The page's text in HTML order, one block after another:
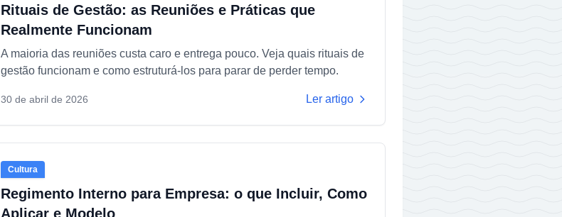
Rituais de Gestão: as Reuniões e Práticas que
Realmente Funcionam
A maioria das reuniões custa caro e entrega pouco. Veja quais rituais de
gestão funcionam e como estruturá-los para parar de perder tempo.
30 de abril de 2026 Ler artigo
Cultura
Regimento Interno para Empresa: o que Incluir, Como
Aplicar e Modelo